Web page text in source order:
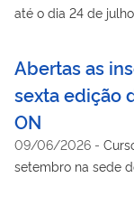
até o dia 24 de
Abertas as
sexta edição
ON
09/06/2026 -
setembro na sede